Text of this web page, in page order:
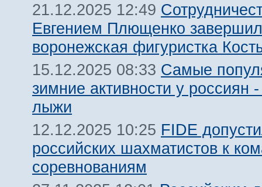
21.12.2025 12:49
Евгением Плющенко
воронежская фигуристка
15.12.2025 08:33 Самые
зимние активности у россиян
лыжи
12.12.2025 10:25 FIDE
российских шахматистов к
соревнованиям